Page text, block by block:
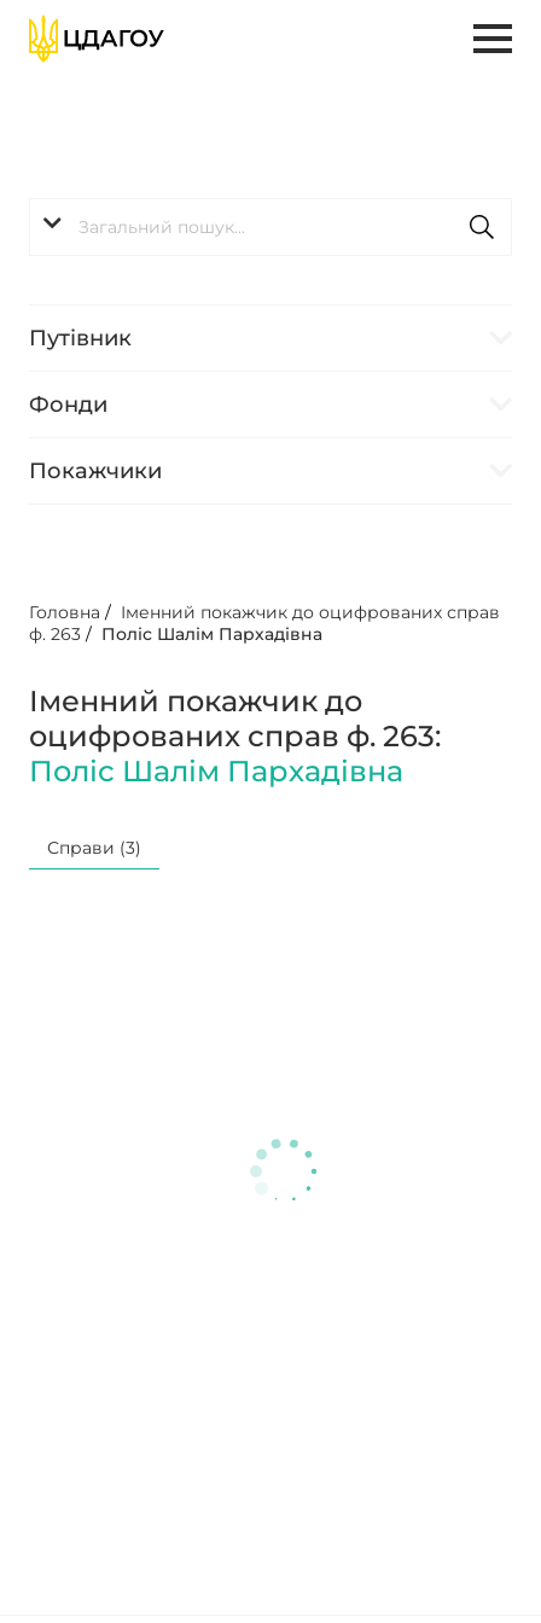
Путівник
Фонди
Покажчики
Головна / Іменний покажчик до оцифрованих справ
ф. 263 / Поліс Шалім Пархадівна
Іменний покажчик до
оцифрованих справ ф. 263:
Поліс Шалім Пархадівна
Справи (3)